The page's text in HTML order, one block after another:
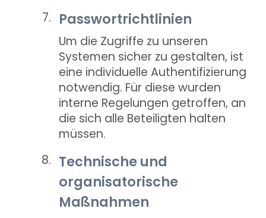
Passwortrichtlinien
Um die Zugriffe zu unseren
Systemen sicher zu gestalten, ist
eine individuelle Authentifizierung
notwendig. Für diese wurden
interne Regelungen getroffen, an
die sich alle Beteiligten halten
müssen.
Technische und
organisatorische
Maßnahmen